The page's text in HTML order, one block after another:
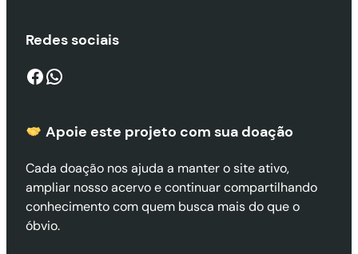
Redes sociais
Facebook WhatsApp
Apoie este projeto com sua doação
Cada doação nos ajuda a manter o site ativo,
ampliar nosso acervo e continuar compartilhando
conhecimento com quem busca mais do que o
óbvio.